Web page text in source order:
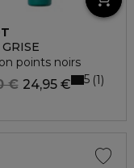
points noirs
24,95 €
€ 5 1